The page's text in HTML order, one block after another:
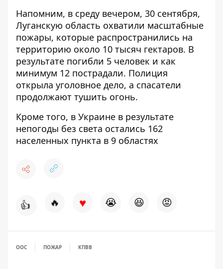
Напомним, в среду вечером, 30 сентября,
Луганскую область охватили масштабные
пожары, которые распространились на
территорию около 10 тысяч гектаров. В
результате погибли 5 человек и как
минимум 12 пострадали. Полиция
открыла уголовное дело, а спасатели
продолжают тушить огонь.
Кроме того, в Украине в результате
непогоды без света остались 162
населенных пункта в 9 областях
👍 🔥 ♥ 😭 😆 😡
ООС ПОЖАР КПВВ